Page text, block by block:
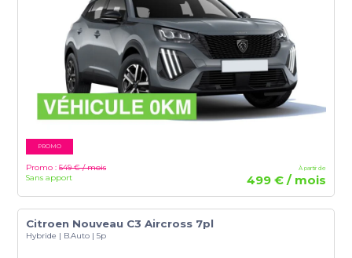
PROMO
Promo :549 € / mois
Sans apport
À partir de
499 € / mois
Citroen Nouveau C3 Aircross 7pl
Hybride | B.Auto | 5p